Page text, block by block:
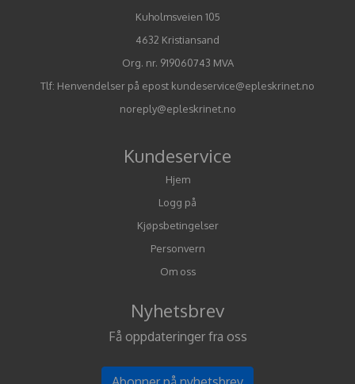
Kuholmsveien 105
4632 Kristiansand
Org. nr. 919060743 MVA
Tlf: Henvendelser på epost kundeservice@epleskrinet.no
noreply@epleskrinet.no
Kundeservice
Hjem
Logg på
Kjøpsbetingelser
Personvern
Om oss
Nyhetsbrev
Få oppdateringer fra oss